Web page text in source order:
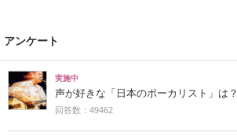
アンケート
実施中
声が好きな「日本のボーカリスト」は？
回答数：49462